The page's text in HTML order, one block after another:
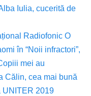
Iulia, cucerită de
Radiofonic O
în “Noii infractori”,
mei au
Călin, cea mai bună
UNITER 2019